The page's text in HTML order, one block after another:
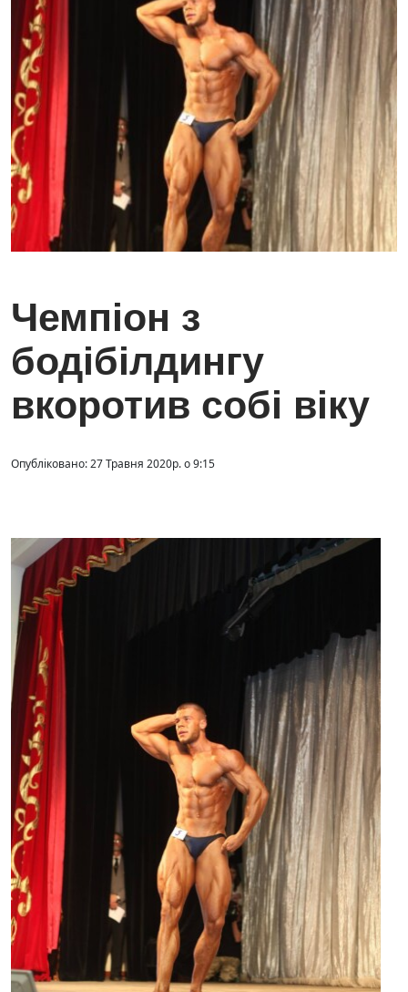
Чемпіон з
бодібілдингу
вкоротив собі віку
Опубліковано: 27 Травня 2020р. о 9:15